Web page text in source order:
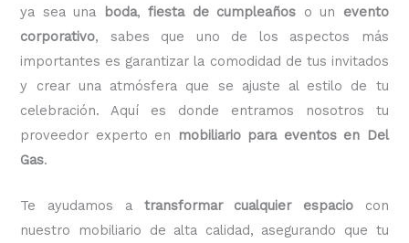
ya sea una
boda,fiesta de cumpleaños o un evento
corporativo, sabes que uno de los aspectos más
importantes es garantizar la comodidad de tus invitados
y crear una atmósfera que se ajuste al estilo de tu
celebración. Aquí es donde entramos nosotros tu
proveedor experto en
mobiliario para eventos en Del
Gas.
Te ayudamos a transformar cualquier espaciocon
nuestro mobiliario de alta calidad, asegurando que tu